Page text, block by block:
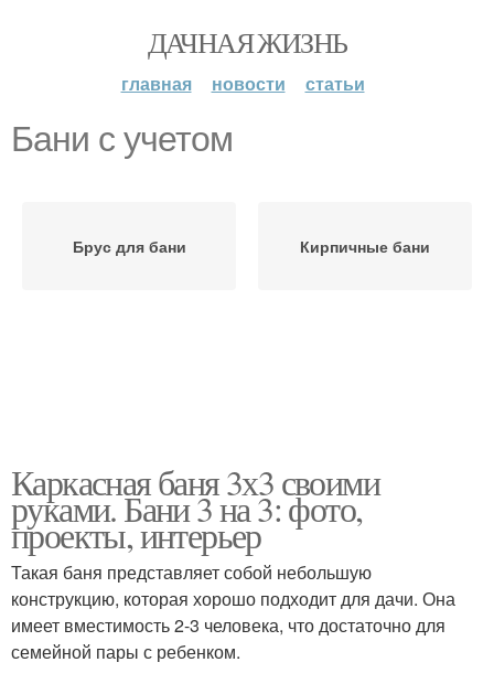
ДАЧНАЯ ЖИЗНЬ
главная новости статьи
Бани с учетом
Брус для бани Кирпичные бани
Каркасная баня 3х3 своими
руками. Бани 3 на 3: фото,
проекты, интерьер
Такая баня представляет собой небольшую
конструкцию, которая хорошо подходит для дачи. Она
имеет вместимость 2-3 человека, что достаточно для
семейной пары с ребенком.